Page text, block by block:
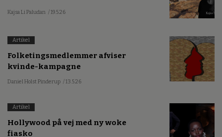
Kajsa Li Paludan / 19.5.26
Artikel
Folketingsmedlemmer afviser
kvinde-kampagne
Daniel Holst Pinderup / 13.5.26
Artikel
Hollywood på vej med ny woke
fiasko